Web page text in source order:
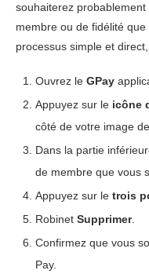
souhaiterez
membre ou de fidélité que
processus simple et
Ouvrez le GPay
Appuyez sur le icône
côté de votre image
Dans la partie
de membre que vous
Appuyez sur le trois
Robinet Supprimer.
Confirmez que vous
Pay.